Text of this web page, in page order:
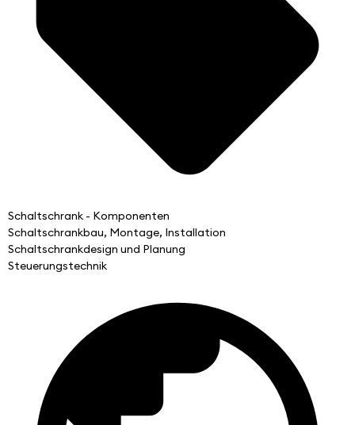
Schaltschrank - Komponenten
Schaltschrankbau, Montage, Installation
Schaltschrankdesign und Planung
Steuerungstechnik